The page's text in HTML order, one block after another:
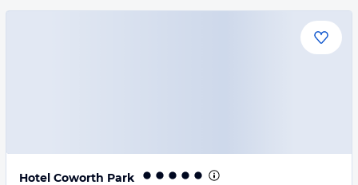
Hotel Coworth Park